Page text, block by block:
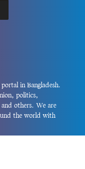
in Bangladesh.
politics,
others. We are
the world with